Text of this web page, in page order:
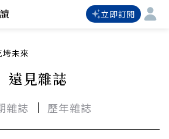
立即訂閱
未來
遠見雜誌
雜誌 歷年雜誌